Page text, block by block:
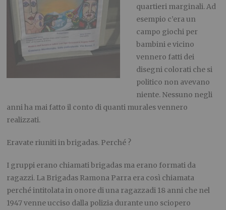
quartieri marginali. Ad
esempio c’era un
campo giochi per
bambini e vicino
vennero fatti dei
disegni colorati che si
politico non avevano
niente. Nessuno negli
anni ha mai fatto il conto di quanti murales vennero
realizzati.
Eravate riuniti in brigadas. Perché ?
I gruppi erano chiamati brigadas ma erano formati da
ragazzi. La Brigadas Ramona Parra era così chiamata
perché intitolata in onore di una ragazzadi 18 anni che nel
1947venne ucciso dalla polizia durante uno sciopero